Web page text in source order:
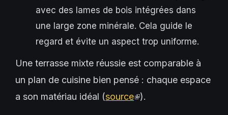
avec des lames de bois intégrées dans
une large zone minérale. Cela guide le
regard et évite un aspect trop uniforme.
Une terrasse mixte réussie est comparable à
un plan de cuisine bien pensé : chaque espace
a son matériau idéal (source(link
).